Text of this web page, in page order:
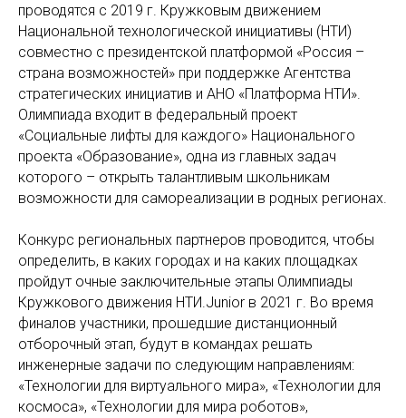
проводятся с 2019 г. Кружковым движением
Национальной технологической инициативы (НТИ)
совместно с президентской платформой «Россия –
страна возможностей» при поддержке Агентства
стратегических инициатив и АНО «Платформа НТИ».
Олимпиада входит в федеральный проект
«Социальные лифты для каждого» Национального
проекта «Образование», одна из главных задач
которого – открыть талантливым школьникам
возможности для самореализации в родных регионах.
Конкурс региональных партнеров проводится, чтобы
определить, в каких городах и на каких площадках
пройдут очные заключительные этапы Олимпиады
Кружкового движения НТИ.Junior в 2021 г. Во время
финалов участники, прошедшие дистанционный
отборочный этап, будут в командах решать
инженерные задачи по следующим направлениям:
«Технологии для виртуального мира», «Технологии для
космоса», «Технологии для мира роботов»,